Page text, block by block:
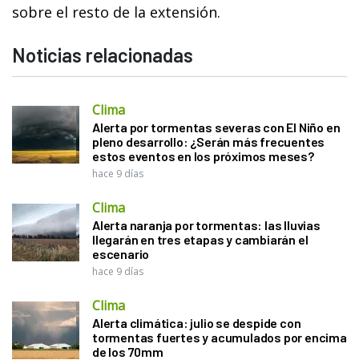
sobre el resto de la extensión.
Noticias relacionadas
Clima
Alerta por tormentas severas con El Niño en
pleno desarrollo: ¿Serán más frecuentes
estos eventos en los próximos meses?
hace 9 días
Clima
Alerta naranja por tormentas: las lluvias
llegarán en tres etapas y cambiarán el
escenario
hace 9 días
Clima
Alerta climática: julio se despide con
tormentas fuertes y acumulados por encima
de los 70mm